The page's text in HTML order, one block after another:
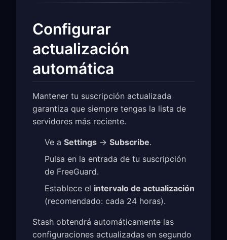
Configurar
actualización
automática
Mantener tu suscripción actualizada
garantiza que siempre tengas la lista de
servidores más reciente.
Ve a Settings → Subscribe.
Pulsa en la entrada de tu suscripción
de FreeGuard.
Establece el intervalo de actualización
(recomendado: cada 24 horas).
Stash obtendrá automáticamente las
configuraciones actualizadas en segundo